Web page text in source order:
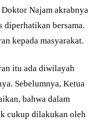
Najam akrabnya
diperhatikan bersama.
kepada masyarakat.
itu ada diwilayah
Sebelumnya, Ketua
bahwa dalam
cukup dilakukan oleh